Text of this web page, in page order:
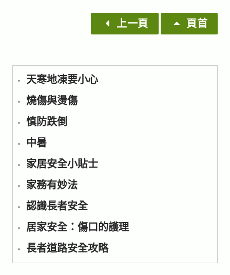
上一頁 頁首
天寒地凍要小心
燒傷與燙傷
慎防跌倒
中暑
家居安全小貼士
家務有妙法
認識長者安全
居家安全：傷口的護理
長者道路安全攻略